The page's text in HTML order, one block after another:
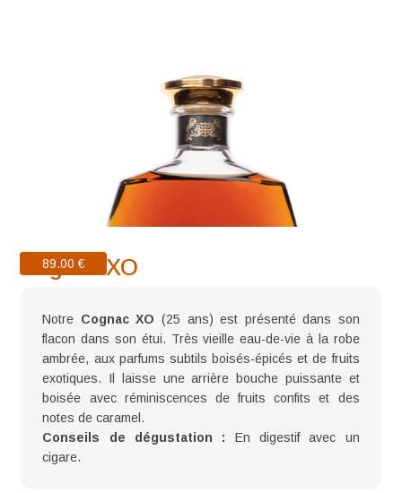
Cognac XO
89.00€
Notre Cognac XO (25 ans) est présenté dans son
flacon dans son étui. Très vieille eau-de-vie à la robe
ambrée, aux parfums subtils boisés-épicés et de fruits
exotiques. Il laisse une arrière bouche puissante et
boisée avec réminiscences de fruits confits et des
notes de caramel.
Conseils de dégustation : En digestif avec un
cigare.